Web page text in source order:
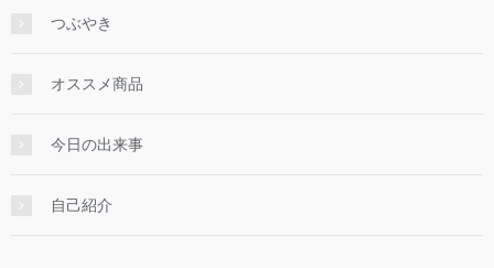
つぶやき
オススメ商品
今日の出来事
自己紹介